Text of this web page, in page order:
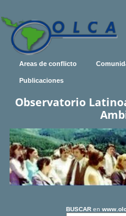
Areas de conflicto
Publicaciones
Observatorio
BUSCAR en